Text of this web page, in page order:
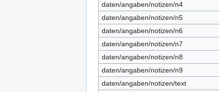
daten/angaben/notizen/n4
daten/angaben/notizen/n5
daten/angaben/notizen/n6
daten/angaben/notizen/n7
daten/angaben/notizen/n8
daten/angaben/notizen/n9
daten/angaben/notizen/text